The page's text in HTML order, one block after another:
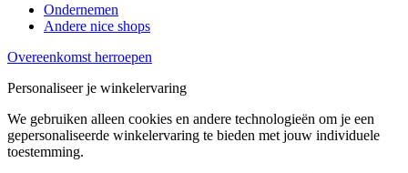
Ondernemen
Andere nice shops
Overeenkomst herroepen
Personaliseer je winkelervaring
We gebruiken alleen cookies en andere technologieën om je een
gepersonaliseerde winkelervaring te bieden met jouw individuele
toestemming.